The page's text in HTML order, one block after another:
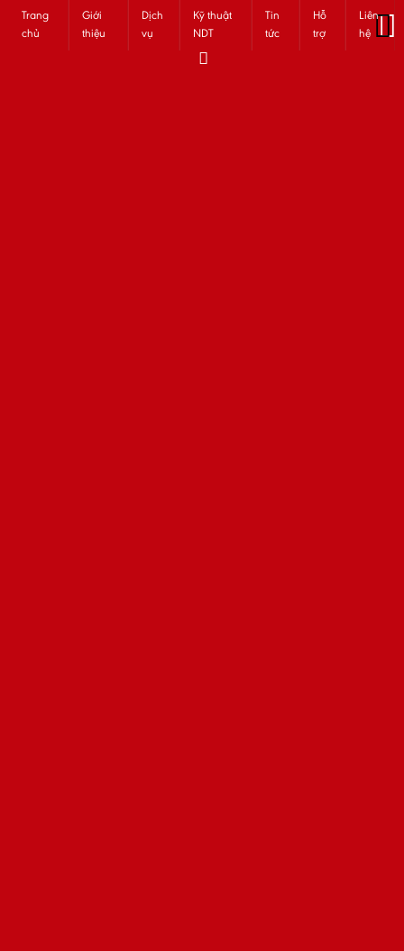
Trang
chủ
Giới
thiệu
Dịch
vụ
Kỹ thuật
NDT
Tin
tức
Hỗ
trợ
Liên
hệ